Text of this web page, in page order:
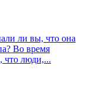
ли вы, что она
Во время
что люди,...